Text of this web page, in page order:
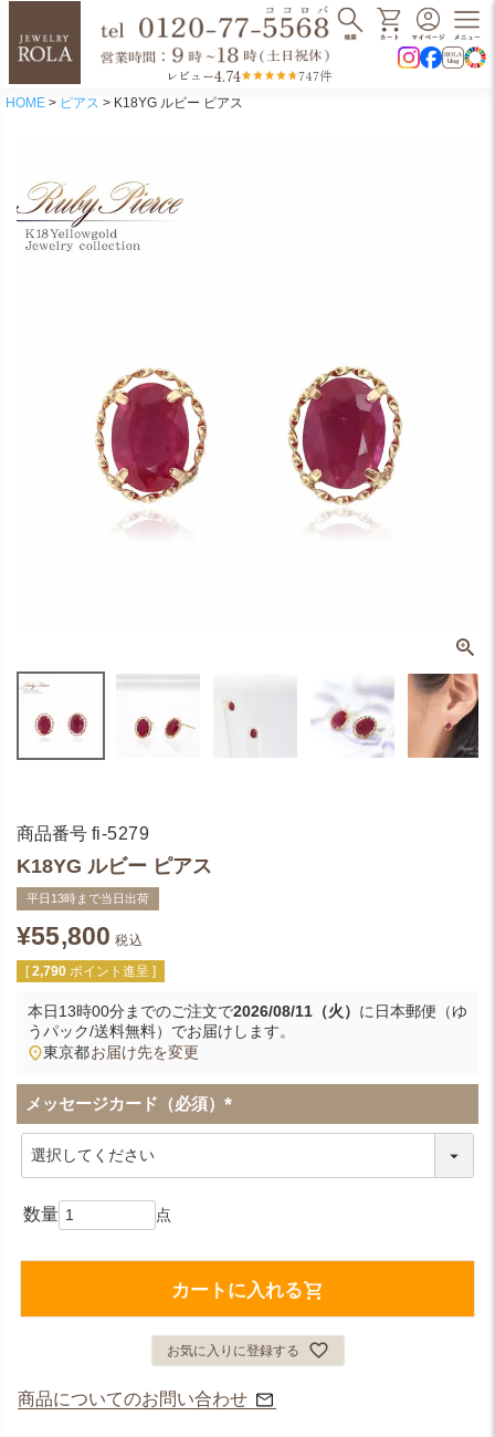
レビュー4.74 747件
HOME ピアス K18YG ルビー ピアス
商品番号 fi-5279
K18YG ルビー ピアス
平日13時まで当日出荷
¥55,800 税込
[ 2,790 ポイント進呈 ]
本日13時00分までのご注文で2026/08/11（火） に 日本郵便（ゆ
うパック/送料無料） でお届けします。
東京都お届け先を変更
メッセージカード（必須）
(
カートに入れる
お気に入りに登録する
商品についてのお問い合わせ